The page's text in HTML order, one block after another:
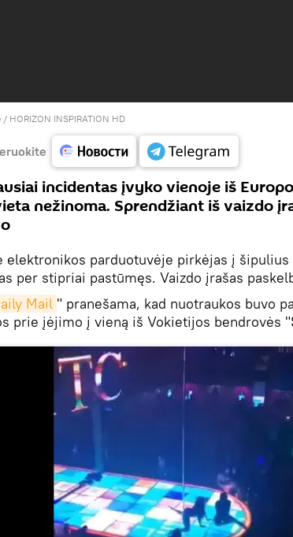
/ HORIZON INSPIRATION HD
incidentas įvyko vienoje iš
nežinoma. Sprendžiant iš vaizdo
elektronikos parduotuvėje pirkėjas į šipulius
per stipriai pastūmęs. Vaizdo įrašas
Mail " pranešama, kad nuotraukos buvo
prie įėjimo į vieną iš Vokietijos bendrovės